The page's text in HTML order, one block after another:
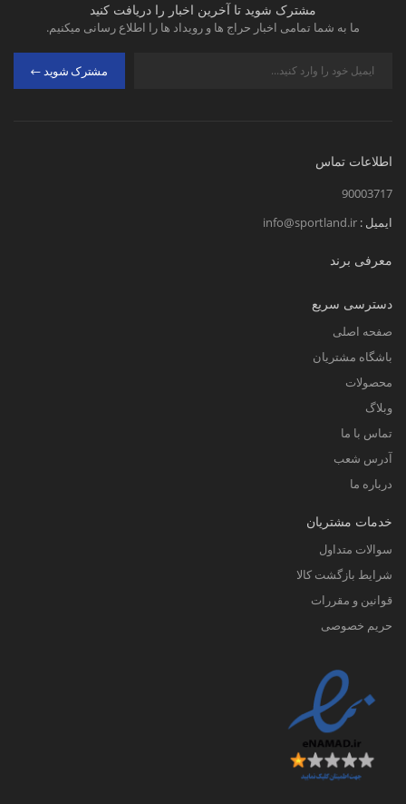
مشترک شوید تا آخرین اخبار را دریافت کنید
ما به شما تمامی اخبار حراج ها و رویداد ها را اطلاع رسانی میکنیم.
مشترک شوید
اطلاعات تماس
90003717
ایمیل : info@sportland.ir
معرفی برند
دسترسی سریع
صفحه اصلی
باشگاه مشتریان
محصولات
وبلاگ
تماس با ما
آدرس شعب
درباره ما
خدمات مشتریان
سوالات متداول
شرایط بازگشت کالا
قوانین و مقررات
حریم خصوصی